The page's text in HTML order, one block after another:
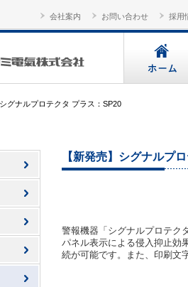
会社案内 お問い合わせ 採用
シグナルプロテクタ プラス：SP20
【新発売】シグナルプ
警報機器「シグナルプロテク
パネル表示による侵入抑止効
続が可能です。また、印刷文